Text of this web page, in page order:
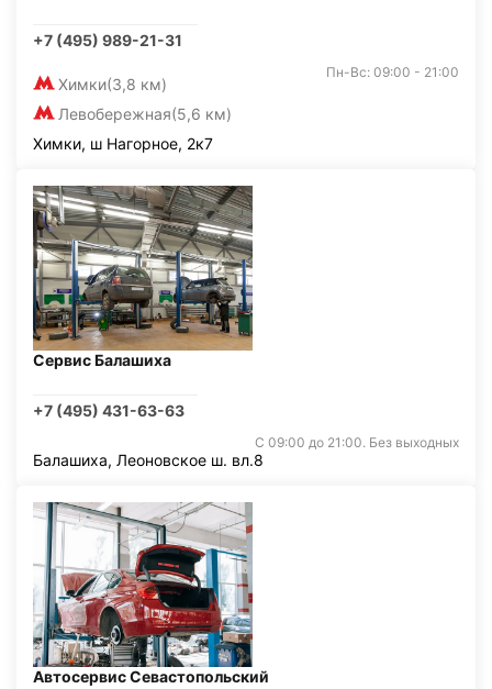
+7 (495) 989-21-31
Химки(3,8 км)
Левобережная(5,6 км)
Пн-Вс: 09:00 - 21:00
Химки, ш Нагорное, 2к7
Сервис Балашиха
+7 (495) 431-63-63
С 09:00 до 21:00. Без выходных
Балашиха, Леоновское ш. вл.8
Автосервис Севастопольский